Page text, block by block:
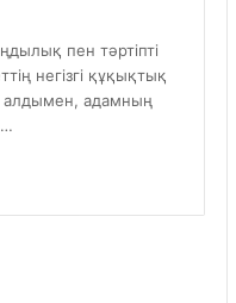
пен тәртіпті
негізгі құқықтық
алдымен, адамның